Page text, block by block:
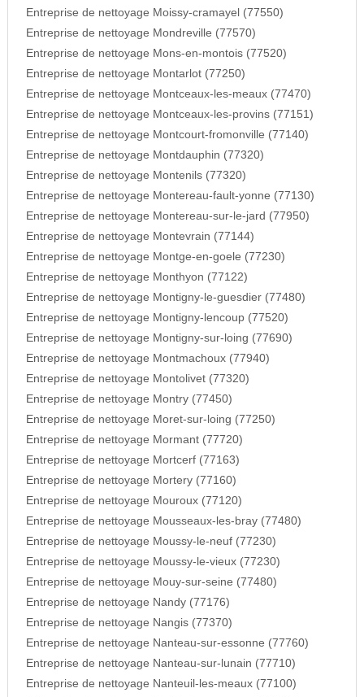
Entreprise de nettoyage Moissy-cramayel (77550)
Entreprise de nettoyage Mondreville (77570)
Entreprise de nettoyage Mons-en-montois (77520)
Entreprise de nettoyage Montarlot (77250)
Entreprise de nettoyage Montceaux-les-meaux (77470)
Entreprise de nettoyage Montceaux-les-provins (77151)
Entreprise de nettoyage Montcourt-fromonville (77140)
Entreprise de nettoyage Montdauphin (77320)
Entreprise de nettoyage Montenils (77320)
Entreprise de nettoyage Montereau-fault-yonne (77130)
Entreprise de nettoyage Montereau-sur-le-jard (77950)
Entreprise de nettoyage Montevrain (77144)
Entreprise de nettoyage Montge-en-goele (77230)
Entreprise de nettoyage Monthyon (77122)
Entreprise de nettoyage Montigny-le-guesdier (77480)
Entreprise de nettoyage Montigny-lencoup (77520)
Entreprise de nettoyage Montigny-sur-loing (77690)
Entreprise de nettoyage Montmachoux (77940)
Entreprise de nettoyage Montolivet (77320)
Entreprise de nettoyage Montry (77450)
Entreprise de nettoyage Moret-sur-loing (77250)
Entreprise de nettoyage Mormant (77720)
Entreprise de nettoyage Mortcerf (77163)
Entreprise de nettoyage Mortery (77160)
Entreprise de nettoyage Mouroux (77120)
Entreprise de nettoyage Mousseaux-les-bray (77480)
Entreprise de nettoyage Moussy-le-neuf (77230)
Entreprise de nettoyage Moussy-le-vieux (77230)
Entreprise de nettoyage Mouy-sur-seine (77480)
Entreprise de nettoyage Nandy (77176)
Entreprise de nettoyage Nangis (77370)
Entreprise de nettoyage Nanteau-sur-essonne (77760)
Entreprise de nettoyage Nanteau-sur-lunain (77710)
Entreprise de nettoyage Nanteuil-les-meaux (77100)